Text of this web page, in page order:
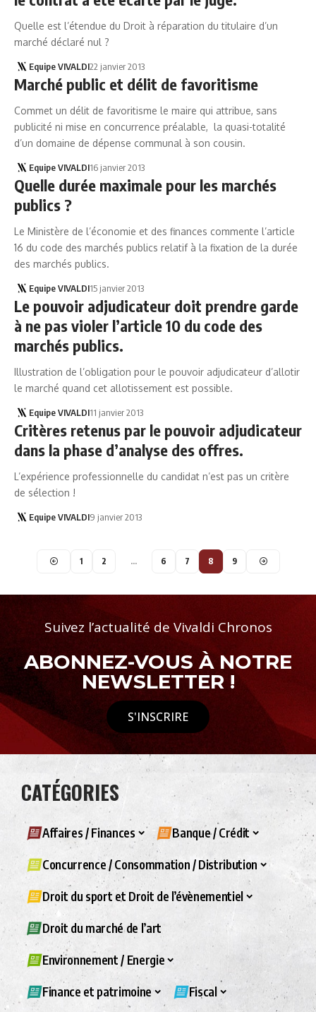
Quelle est l’étendue du Droit à réparation du titulaire d’un
marché déclaré nul ?
Equipe VIVALDI22 janvier 2013
Marché public et délit de favoritisme
Commet un délit de favoritisme le maire qui attribue, sans
publicité ni mise en concurrence préalable, la quasi-totalité
d’un domaine de dépense communal à son cousin.
Equipe VIVALDI16 janvier 2013
Quelle durée maximale pour les marchés
publics ?
Le Ministère de l’économie et des finances commente l’article
16 du code des marchés publics relatif à la fixation de la durée
des marchés publics.
Equipe VIVALDI15 janvier 2013
Le pouvoir adjudicateur doit prendre garde
à ne pas violer l’article 10 du code des
marchés publics.
Illustration de l’obligation pour le pouvoir adjudicateur d’allotir
le marché quand cet allotissement est possible.
Equipe VIVALDI11 janvier 2013
Critères retenus par le pouvoir adjudicateur
dans la phase d’analyse des offres.
L’expérience professionnelle du candidat n’est pas un critère
de sélection !
Equipe VIVALDI9 janvier 2013
1 2 … 6 7 8 9
Suivez l’actualité de Vivaldi Chronos
ABONNEZ-VOUS À NOTRE
NEWSLETTER !
S'INSCRIRE
CATÉGORIES
Affaires / Finances Banque / Crédit
Concurrence / Consommation / Distribution
Droit du sport et Droit de l’évènementiel
Droit du marché de l’art
Environnement / Energie
Finance et patrimoine Fiscal